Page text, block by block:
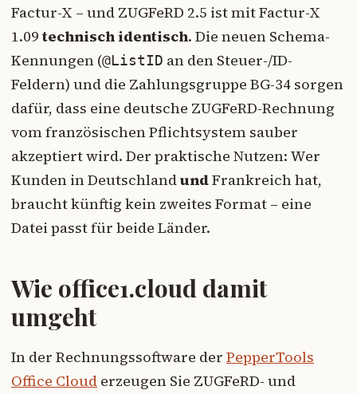
Factur-X – und ZUGFeRD 2.5 ist mit Factur-X
1.09technisch identisch. Die neuen Schema-
Kennungen (@ListID an den Steuer-/ID-
Feldern) und die Zahlungsgruppe BG-34 sorgen
dafür, dass eine deutsche ZUGFeRD-Rechnung
vom französischen Pflichtsystem sauber
akzeptiert wird. Der praktische Nutzen: Wer
Kunden in DeutschlandundFrankreich hat,
braucht künftig kein zweites Format – eine
Datei passt für beide Länder.
Wie office1.cloud damit
umgeht
In der Rechnungssoftware der PepperTools
Office Cloud erzeugen Sie ZUGFeRD- und